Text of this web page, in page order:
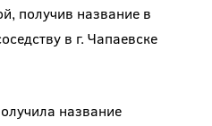
получив название в
в г. Чапаевске
название